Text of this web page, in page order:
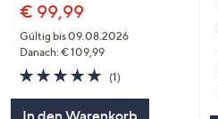
€ 99,99
Gültig bis 09.08.2026
Danach: € 109,99
5.0
von
(1)1